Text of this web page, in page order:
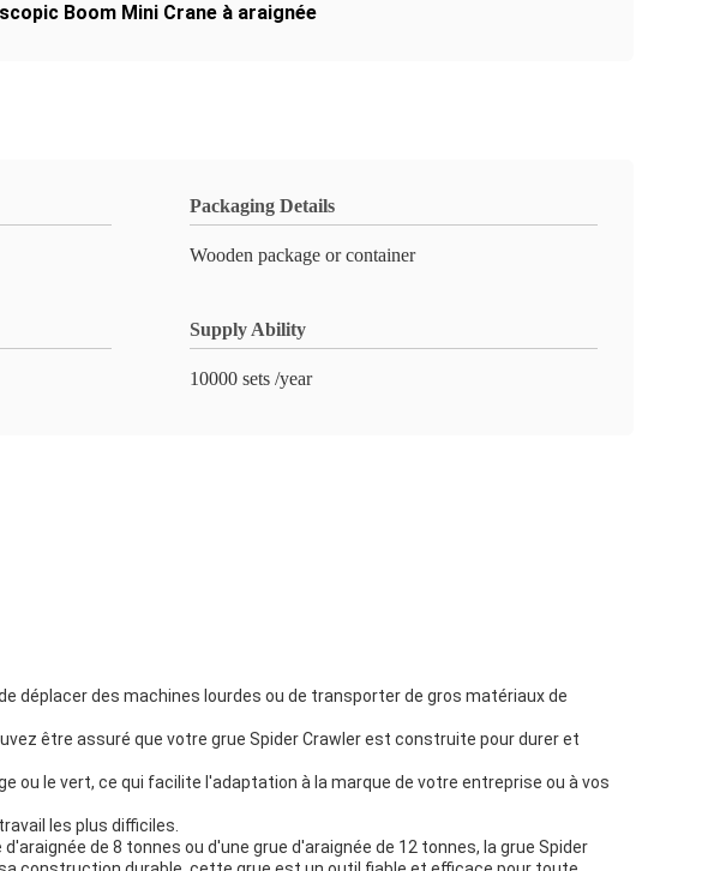
Boom Mini Crane à araignée
Packaging Details
Wooden package or container
Supply Ability
10000 sets /year
déplacer des machines lourdes ou de transporter de gros matériaux de
être assuré que votre grue Spider Crawler est construite pour durer et
ou le vert, ce qui facilite l'adaptation à la marque de votre entreprise ou à vos
les plus difficiles.
de 8 tonnes ou d'une grue d'araignée de 12 tonnes, la grue Spider